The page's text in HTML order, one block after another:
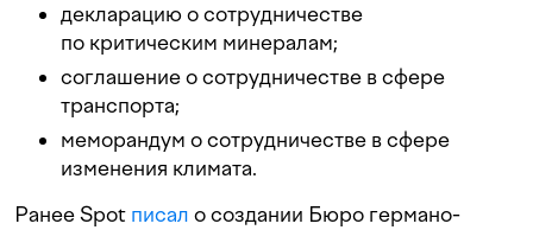
декларацию о сотрудничестве
по критическим минералам;
соглашение о сотрудничестве в сфере
транспорта;
меморандум о сотрудничестве в сфере
изменения климата.
Ранее Spot писал о создании Бюро германо-